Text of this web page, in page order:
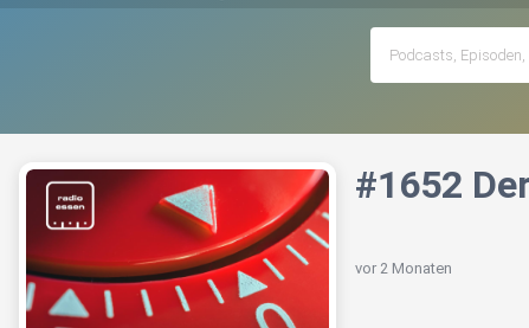
#1652
vor 2 Monaten